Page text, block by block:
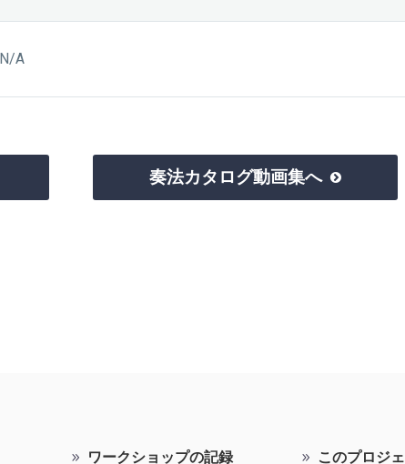
N/A
奏法カタログ動画集へ 
ワークショップの記録 このプロジ